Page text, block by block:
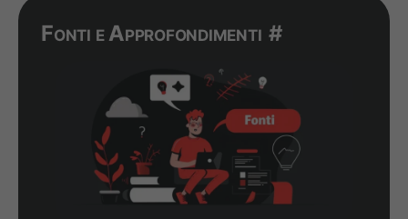
Fonti e Approfondimenti #